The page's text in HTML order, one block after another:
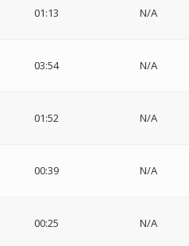
01:13 N/A
03:54 N/A
01:52 N/A
00:39 N/A
00:25 N/A